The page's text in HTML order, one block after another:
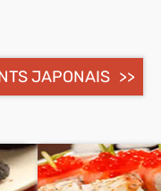
JAPONAIS